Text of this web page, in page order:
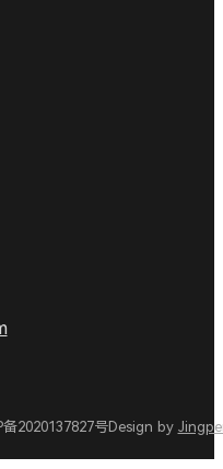
2020137827号Design by